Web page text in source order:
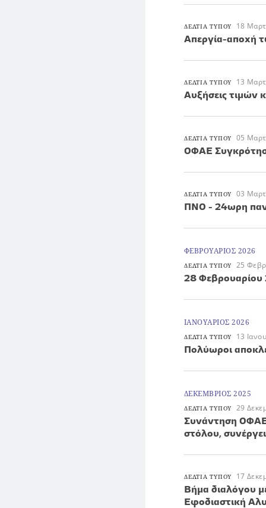
ΔΕΛΤΙΑ ΤΥΠΟΥ 18
Απεργία-αποχή
ΔΕΛΤΙΑ ΤΥΠΟΥ 13
Αυξήσεις τιμών
ΔΕΛΤΙΑ ΤΥΠΟΥ 05
ΟΦΑΕ
ΔΕΛΤΙΑ ΤΥΠΟΥ 03
ΠΝΟ - 24ωρη
ΦΕΒΡΟΥΑΡΙΟΣ 2026
ΔΕΛΤΙΑ ΤΥΠΟΥ 25
28
ΙΑΝΟΥΑΡΙΟΣ 2026
ΔΕΛΤΙΑ ΤΥΠΟΥ 13
Πολύωροι
ΔΕΚΕΜΒΡΙΟΣ 2025
ΔΕΛΤΙΑ ΤΥΠΟΥ 29
Συνάντηση
στόλου,
ΔΕΛΤΙΑ ΤΥΠΟΥ 17
Βήμα διαλόγου
Εφοδιαστική